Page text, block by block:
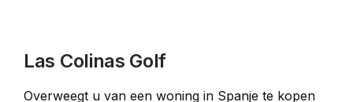
Las Colinas Golf
Overweegt u van een woning in Spanje te kopen